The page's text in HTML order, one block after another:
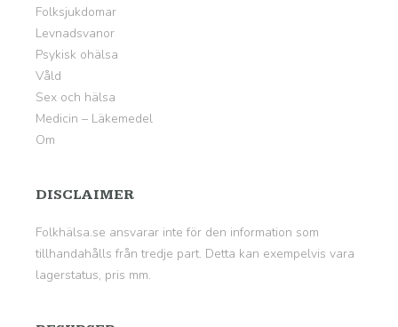
Folksjukdomar
Levnadsvanor
Psykisk ohälsa
Våld
Sex och hälsa
Medicin – Läkemedel
Om
DISCLAIMER
Folkhälsa.se ansvarar inte för den information som
tillhandahålls från tredje part. Detta kan exempelvis vara
lagerstatus, pris mm.